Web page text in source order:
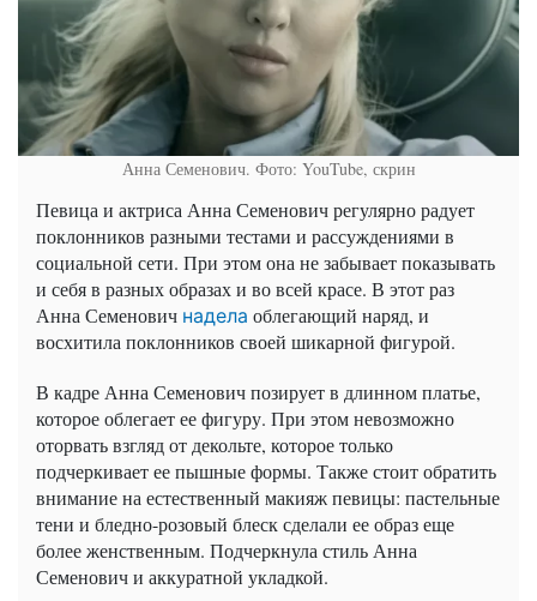
Анна Семенович. Фото: YouTube, скрин
Певица и актриса Анна Семенович регулярно радует
поклонников разными тестами и рассуждениями в
социальной сети. При этом она не забывает показывать
и себя в разных образах и во всей красе. В этот раз
Анна Семенович надела облегающий наряд, и
восхитила поклонников своей шикарной фигурой.
В кадре Анна Семенович позирует в длинном платье,
которое облегает ее фигуру. При этом невозможно
оторвать взгляд от декольте, которое только
подчеркивает ее пышные формы. Также стоит обратить
внимание на естественный макияж певицы: пастельные
тени и бледно-розовый блеск сделали ее образ еще
более женственным. Подчеркнула стиль Анна
Семенович и аккуратной укладкой.